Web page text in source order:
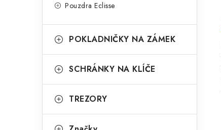
Pouzdra Eclisse
POKLADNIČKY NA ZÁMEK
SCHRÁNKY NA KLÍČE
TREZORY